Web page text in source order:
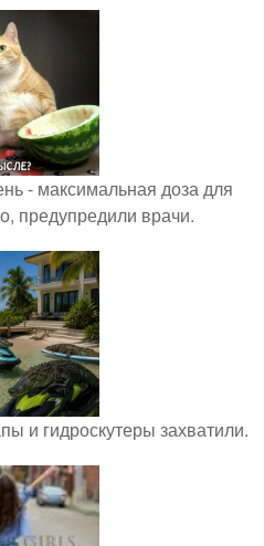
- максимальная доза для
предупредили врачи.
и гидроскутеры захватили.